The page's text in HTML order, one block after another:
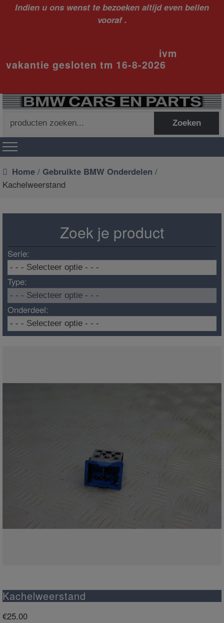
Indien u ons wenst te bezoeken altijd even bellen
vooraf .
ivm
vakantie gesloten tm 16-8-2026
naar:
Zoeken
Home / Gebruikte BMW Onderdelen /
Kachelweerstand
Zoek je product
Serie:
Type:
Onderdeel:
Kachelweerstand
€25.00